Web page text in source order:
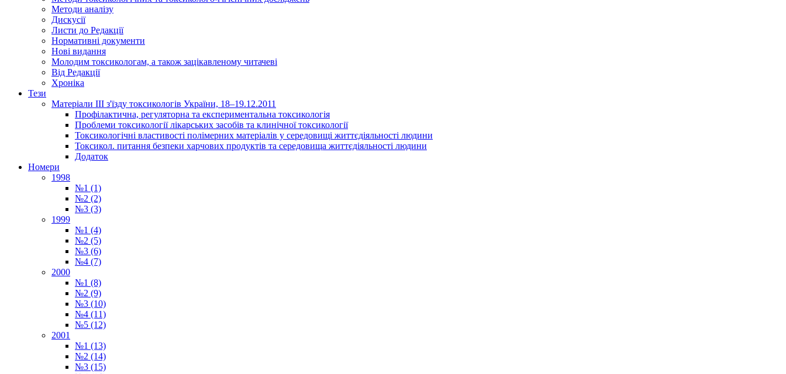
Методи аналізу
Дискусії
Листи до Редакції
Нормативні документи
Нові видання
Молодим токсикологам, а також зацікавленому читачеві
Від Редакції
Хроніка
Тези
Матеріали ІІІ з'їзду токсикологів України, 18–19.12.2011
Профілактична, регуляторна та експериментальна токсикологія
Проблеми токсикології лікарських засобів та клинічної токсикології
Токсикологічні властивості полімерних матеріалів у середовищі життєдіяльності людини
Токсикол. питання безпеки харчових продуктів та середовища життєдіяльності людини
Додаток
Номери
1998
№1 (1)
№2 (2)
№3 (3)
1999
№1 (4)
№2 (5)
№3 (6)
№4 (7)
2000
№1 (8)
№2 (9)
№3 (10)
№4 (11)
№5 (12)
2001
№1 (13)
№2 (14)
№3 (15)